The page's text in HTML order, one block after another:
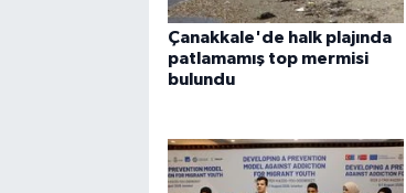
Çanakkale'de halk plajında
patlamamış top mermisi
bulundu